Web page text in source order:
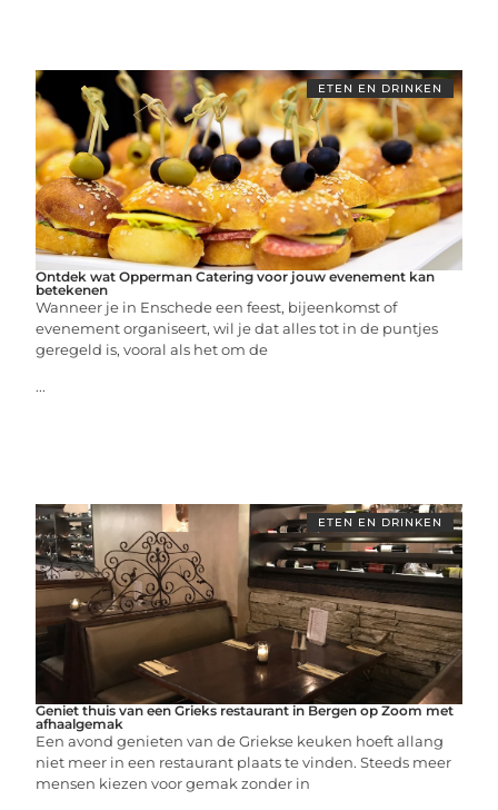
ETEN EN DRINKEN
Ontdek wat Opperman Catering voor jouw evenement kan
betekenen
Wanneer je in Enschede een feest, bijeenkomst of
evenement organiseert, wil je dat alles tot in de puntjes
geregeld is, vooral als het om de
...
ETEN EN DRINKEN
Geniet thuis van een Grieks restaurant in Bergen op Zoom met
afhaalgemak
Een avond genieten van de Griekse keuken hoeft allang
niet meer in een restaurant plaats te vinden. Steeds meer
mensen kiezen voor gemak zonder in